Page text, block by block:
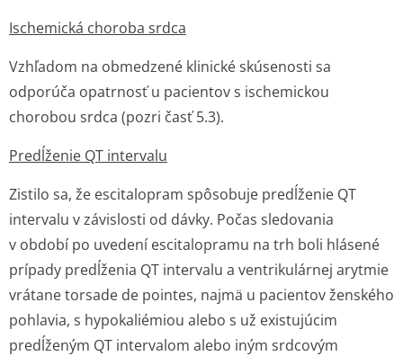
Ischemická choroba srdca
Vzhľadom na obmedzené klinické skúsenosti sa
odporúča opatrnosť u pacientov s ischemickou
chorobou srdca (pozri časť 5.3).
Predĺženie QT intervalu
Zistilo sa, že escitalopram spôsobuje predĺženie QT
intervalu v závislosti od dávky. Počas sledovania
v období po uvedení escitalopramu na trh boli hlásené
prípady predĺženia QT intervalu a ventrikulárnej arytmie
vrátanetorsade de pointes, najmä u pacientov ženského
pohlavia, s hypokaliémiou alebo s už existujúcim
predĺženým QT intervalom alebo iným srdcovým